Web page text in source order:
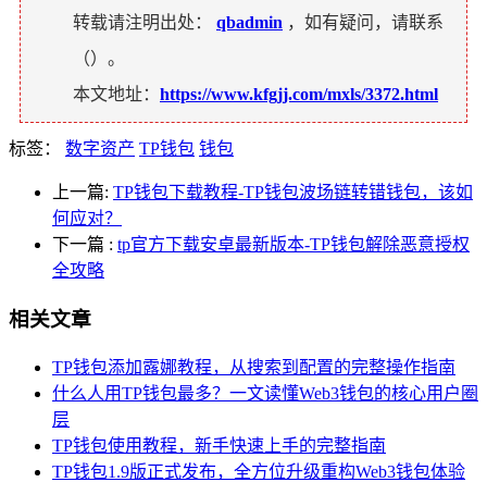
转载请注明出处： qbadmin ，如有疑问，请联系
（）。
本文地址： https://www.kfgjj.com/mxls/3372.html
标签： 数字资产 TP钱包 钱包
上一篇: TP钱包下载教程-TP钱包波场链转错钱包，该如
何应对？
下一篇 : tp官方下载安卓最新版本-TP钱包解除恶意授权
全攻略
相关文章
TP钱包添加露娜教程，从搜索到配置的完整操作指南
什么人用TP钱包最多？一文读懂Web3钱包的核心用户圈
层
TP钱包使用教程，新手快速上手的完整指南
TP钱包1.9版正式发布，全方位升级重构Web3钱包体验